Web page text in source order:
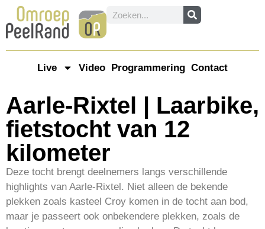
Live Video Programmering Contact
Aarle-Rixtel | Laarbike,
fietstocht van 12
kilometer
Deze tocht brengt deelnemers langs verschillende
highlights van Aarle-Rixtel. Niet alleen de bekende
plekken zoals kasteel Croy komen in de tocht aan bod,
maar je passeert ook onbekendere plekken, zoals de